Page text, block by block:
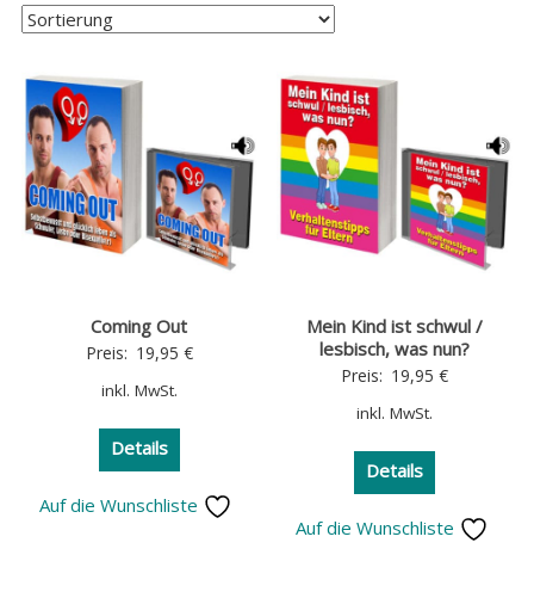
Coming Out
Preis: 19,95 €
inkl. MwSt.
Details
Auf die Wunschliste
Mein Kind ist schwul /
lesbisch, was nun?
Preis: 19,95€
inkl. MwSt.
Details
Auf die Wunschliste